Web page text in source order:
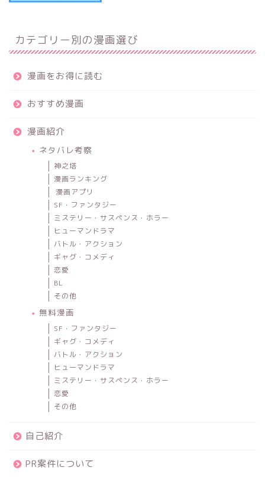
カテゴリー別の漫画選び
漫画をお得に読む
おすすめ漫画
漫画紹介
ネタバレ考察
神之塔
漫画ランキング
漫画アプリ
SF・ファンタジー
ミステリー・サスペンス・ホラー
ヒューマンドラマ
バトル・アクション
ギャグ・コメディ
恋愛
BL
その他
無料漫画
SF・ファンタジー
ギャグ・コメディ
バトル・アクション
ヒューマンドラマ
ミステリー・サスペンス・ホラー
恋愛
その他
自己紹介
PR案件について